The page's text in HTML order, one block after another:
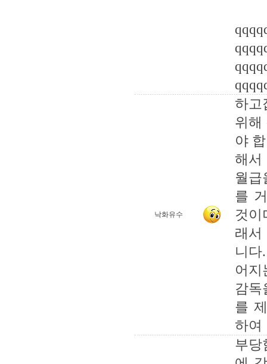
낙화유수
하고
위해
야
해서
월급
를
것이
래서
니
어지
감
를
하여
부당